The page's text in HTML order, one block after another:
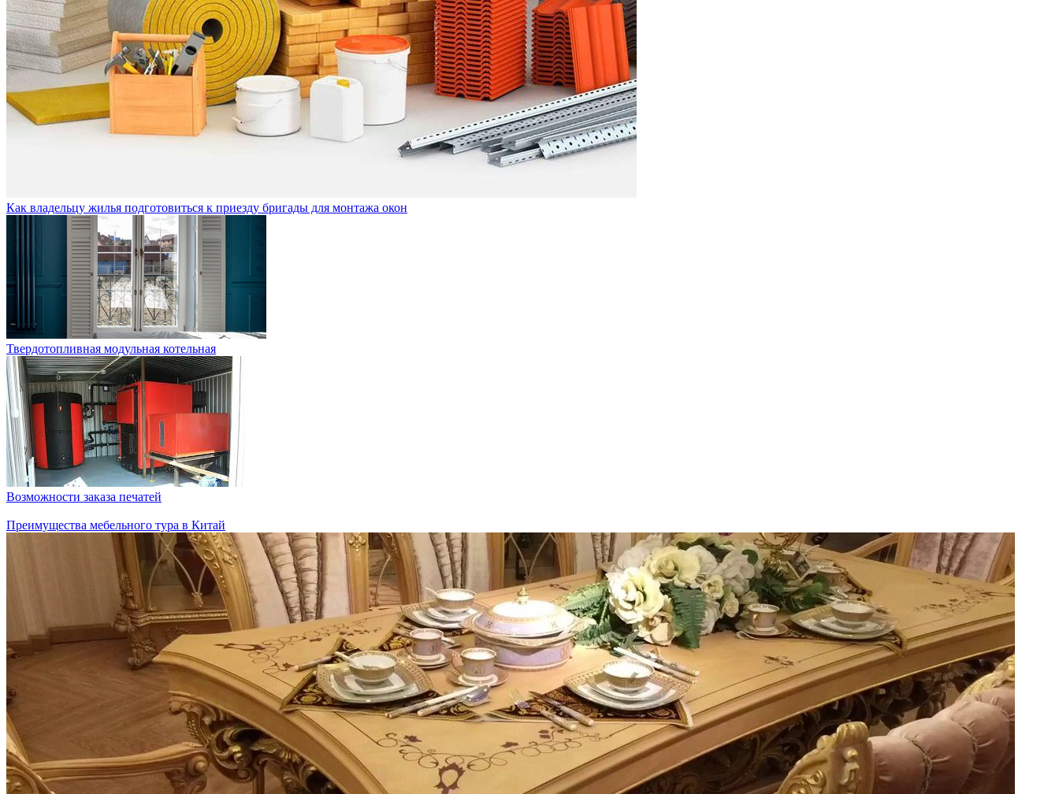
Как владельцу жилья подготовиться к приезду бригады для монтажа окон
Твердотопливная модульная котельная
Возможности заказа печатей
Преимущества мебельного тура в Китай